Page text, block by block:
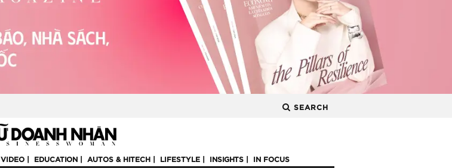
SEARCH
VIDEO EDUCATION AUTOS & HITECH LIFESTYLE INSIGHTS IN FOCUS